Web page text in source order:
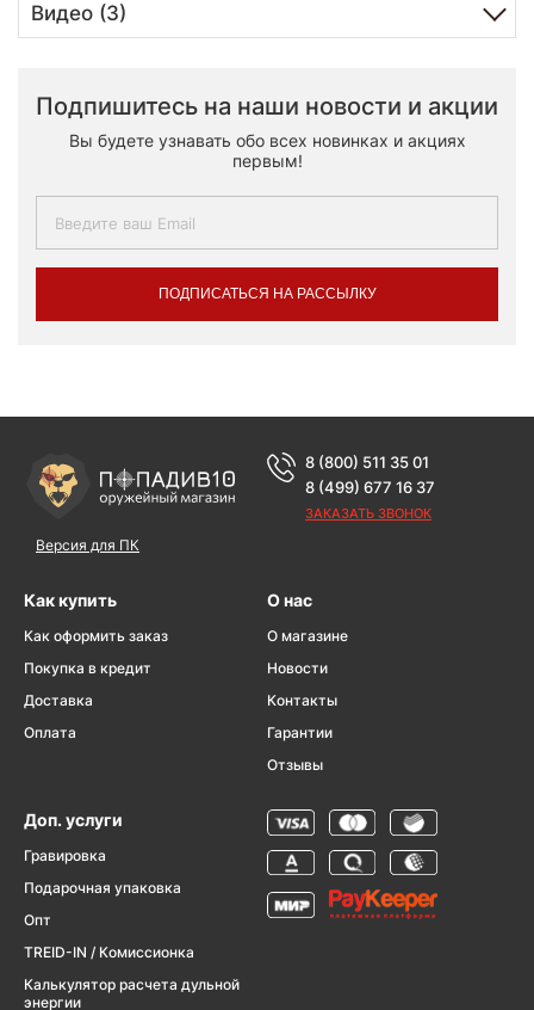
Видео (3)
Подпишитесь на наши новости и акции
Вы будете узнавать обо всех новинках и акциях
первым!
ПОДПИСАТЬСЯ НА РАССЫЛКУ
Версия для ПК
8 (800) 511 35 01
8 (499) 677 16 37
ЗАКАЗАТЬ ЗВОНОК
Как купить
Как оформить заказ
Покупка в кредит
Доставка
Оплата
О нас
О магазине
Новости
Контакты
Гарантии
Отзывы
Доп. услуги
Гравировка
Подарочная упаковка
Опт
TREID-IN / Комиссионка
Калькулятор расчета дульной
энергии